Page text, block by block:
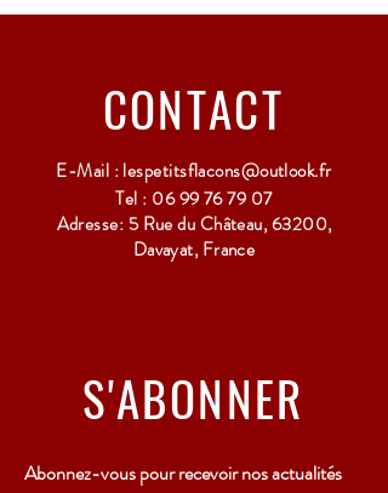
polystyrène.
CONTACT
E-Mail :lespetitsflacons@outlook.fr
Tel : 06 99 76 79 07
Adresse: 5 Rue du Château, 63200,
Davayat, France
S'ABONNER
Abonnez-vous pour recevoir nos actualités